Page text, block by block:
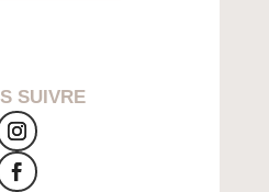
SUIVRE